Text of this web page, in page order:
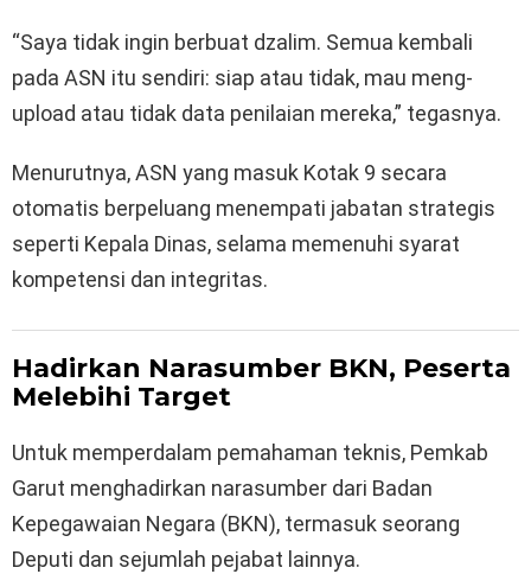
“Saya tidak ingin berbuat dzalim. Semua kembali
pada ASN itu sendiri: siap atau tidak, mau meng-
upload atau tidak data penilaian mereka,” tegasnya.
Menurutnya, ASN yang masuk Kotak 9 secara
otomatis berpeluang menempati jabatan strategis
seperti Kepala Dinas, selama memenuhi syarat
kompetensi dan integritas.
Hadirkan Narasumber BKN, Peserta
Melebihi Target
Untuk memperdalam pemahaman teknis, Pemkab
Garut menghadirkan narasumber dari Badan
Kepegawaian Negara (BKN), termasuk seorang
Deputi dan sejumlah pejabat lainnya.